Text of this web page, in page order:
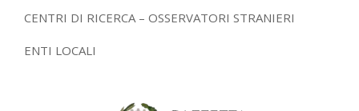
CENTRI DI RICERCA – OSSERVATORI STRANIERI
ENTI LOCALI